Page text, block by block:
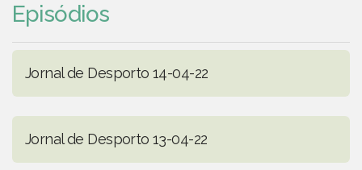
Episódios
Jornal de Desporto 14-04-22
Jornal de Desporto 13-04-22